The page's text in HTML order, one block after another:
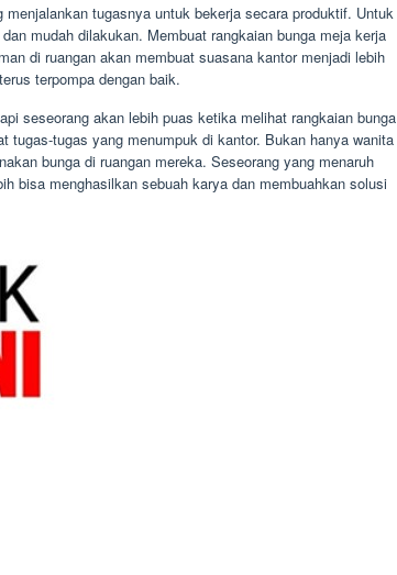
tugasnya untuk bekerja secara produktif. Untuk
mudah dilakukan. Membuat rangkaian bunga meja kerja
di ruangan akan membuat suasana kantor menjadi lebih
terpompa dengan baik.
seseorang akan lebih puas ketika melihat rangkaian bunga
tugas-tugas yang menumpuk di kantor. Bukan hanya wanita
bunga di ruangan mereka. Seseorang yang menaruh
bisa menghasilkan sebuah karya dan membuahkan solusi